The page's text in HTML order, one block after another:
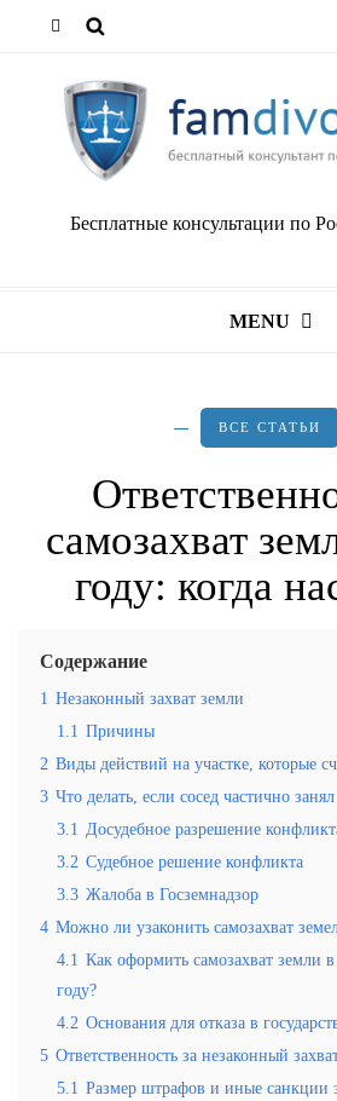
Бесплатные консультации по
MENU
ВСЕ СТАТЬИ
самозахват
году: когда
Содержание
1 Незаконный захват земли
1.1 Причины
2 Виды действий на участке, которые
3 Что делать, если сосед частично
3.1 Досудебное разрешение
3.2 Судебное решение конфликта
3.3 Жалоба в Госземнадзор
4 Можно ли узаконить самозахват
4.1 Как оформить самозахват земли
году?
4.2 Основания для отказа в
5 Ответственность за незаконный
5.1 Размер штрафов и иные санкции